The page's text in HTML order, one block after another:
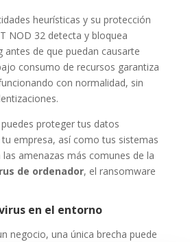
heurísticas y su protección
NOD 32 detecta y bloquea
antes de que puedan causarte
consumo de recursos garantiza
con normalidad, sin
puedes proteger tus datos
empresa, así como tus sistemas
amenazas más comunes de la
de ordenador, el ransomware
en el entorno
negocio, una única brecha puede